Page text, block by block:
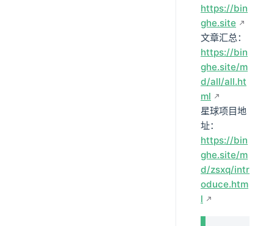
https://bin
ghe.site
文章汇总：
https://bin
ghe.site/m
d/all/all.ht
ml
星球项目地
址：
https://bin
ghe.site/m
d/zsxq/intr
oduce.htm
l